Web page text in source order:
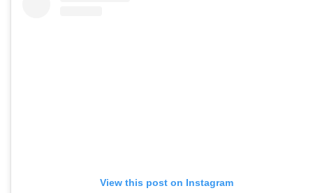
View this post on Instagram